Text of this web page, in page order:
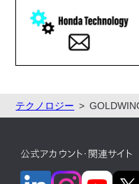
テクノロジー
公式アカウント・関連サイト